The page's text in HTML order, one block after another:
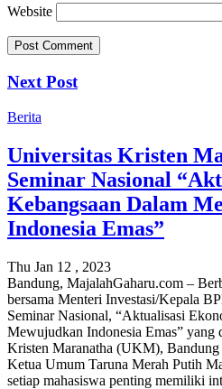
Website
Next Post
Berita
Universitas Kristen
Seminar Nasional
Kebangsaan Dalam
Indonesia Emas”
Thu Jan 12 , 2023
Bandung, MajalahGaharu.com –
bersama Menteri Investasi/Kepala
Seminar Nasional, “Aktualisasi
Mewujudkan Indonesia Emas” yang
Kristen Maranatha (UKM), Bandung
Ketua Umum Taruna Merah Putih
setiap mahasiswa penting memiliki